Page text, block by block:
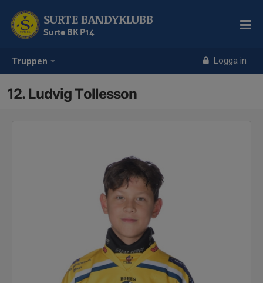
Truppen Logga in
SURTE BANDYKLUBB
Surte BK P14
12. Ludvig Tollesson